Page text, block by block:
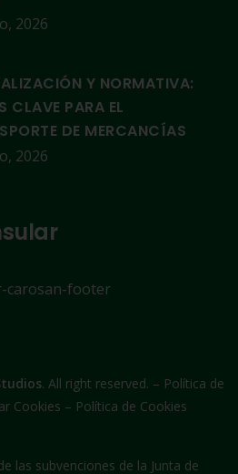
2026
Y NORMATIVA:
CLAVE PARA EL
DE MERCANCÍAS
2026
. All right reserved. – Política de
Cookies – Política de Cookies
las subvenciones de la Junta de